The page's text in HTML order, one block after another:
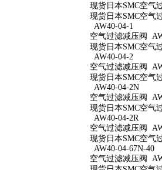
现货日本SMC空气
现货日本SMC空气
AW40-04-1
空气过滤减压阀
现货日本SMC空气
AW40-04-2
空气过滤减压阀
现货日本SMC空气
AW40-04-2N
空气过滤减压阀
现货日本SMC空气
AW40-04-2R
空气过滤减压阀
现货日本SMC空气
AW40-04-67N-40
空气过滤减压阀